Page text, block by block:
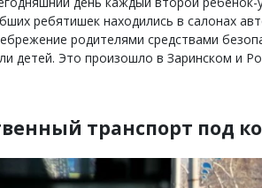
ребятишек находились в салонах
родителями средствами
детей. Это произошло в Заринском и
транспорт под